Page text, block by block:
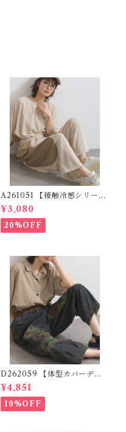
A261051 【接触冷感シリー
ズ】 異素材切替 ドロストパン
ツ / Mixed Material Cool T
ouch Drawstring Pants (残
りわずか)
¥3,080
20%OFF
D262059 【体型カバーデニ
ムシリーズ】 パッチワークロ
ゴデニムパンツ / Patchwork
Logo Denim Pants
¥4,851
10%OFF